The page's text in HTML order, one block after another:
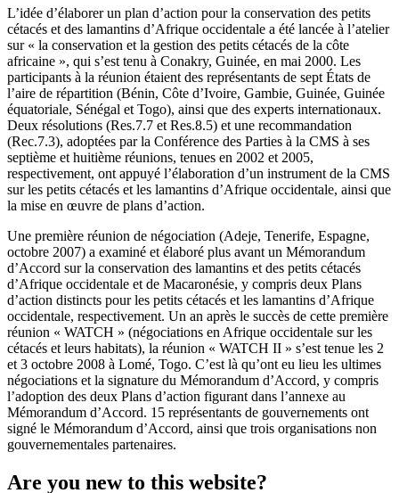
L’idée d’élaborer un plan d’action pour la conservation des petits
cétacés et des lamantins d’Afrique occidentale a été lancée à l’atelier
sur « la conservation et la gestion des petits cétacés de la côte
africaine », qui s’est tenu à Conakry, Guinée, en mai 2000. Les
participants à la réunion étaient des représentants de sept États de
l’aire de répartition (Bénin, Côte d’Ivoire, Gambie, Guinée, Guinée
équatoriale, Sénégal et Togo), ainsi que des experts internationaux.
Deux résolutions (Res.7.7 et Res.8.5) et une recommandation
(Rec.7.3), adoptées par la Conférence des Parties à la CMS à ses
septième et huitième réunions, tenues en 2002 et 2005,
respectivement, ont appuyé l’élaboration d’un instrument de la CMS
sur les petits cétacés et les lamantins d’Afrique occidentale, ainsi que
la mise en œuvre de plans d’action.
Une première réunion de négociation (Adeje, Tenerife, Espagne,
octobre 2007) a examiné et élaboré plus avant un Mémorandum
d’Accord sur la conservation des lamantins et des petits cétacés
d’Afrique occidentale et de Macaronésie, y compris deux Plans
d’action distincts pour les petits cétacés et les lamantins d’Afrique
occidentale, respectivement. Un an après le succès de cette première
réunion « WATCH » (négociations en Afrique occidentale sur les
cétacés et leurs habitats), la réunion « WATCH II » s’est tenue les 2
et 3 octobre 2008 à Lomé, Togo. C’est là qu’ont eu lieu les ultimes
négociations et la signature du Mémorandum d’Accord, y compris
l’adoption des deux Plans d’action figurant dans l’annexe au
Mémorandum d’Accord. 15 représentants de gouvernements ont
signé le Mémorandum d’Accord, ainsi que trois organisations non
gouvernementales partenaires.
Are you new to this website?